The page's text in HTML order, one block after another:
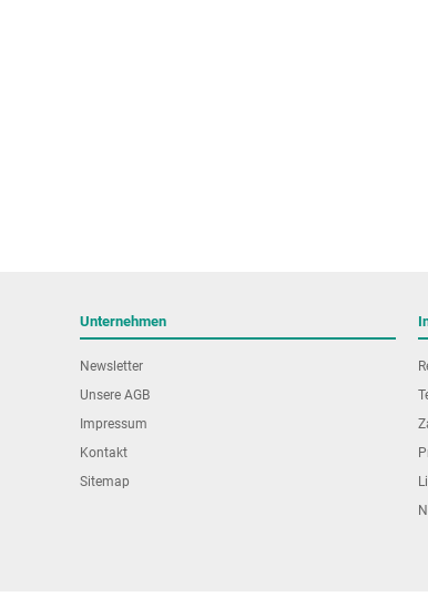
Unternehmen
Newsletter
Unsere AGB
Impressum
Kontakt
Sitemap